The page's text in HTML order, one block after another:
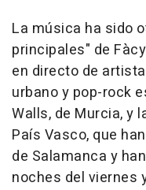
La música ha sido
principales" de
en directo de
urbano y pop-rock
Walls, de Murcia, y
País Vasco, que
de Salamanca y
noches del viernes